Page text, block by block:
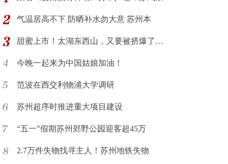
气温居高不下 防晒补水勿大意 苏州本
甜蜜上市！太湖东西山，又要被挤爆了…
今晚一起来为中国姑娘加油！
范波在西交利物浦大学调研
苏州超序时推进重大项目建设
“五一”假期苏州郊野公园迎客超45万
2.7万件失物找寻主人！苏州地铁失物